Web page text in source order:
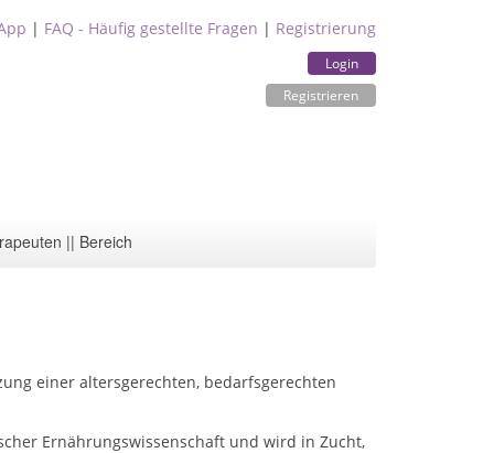
| FAQ - Häufig gestellte Fragen | Registrierung
Login
Registrieren
|| Bereich
einer altersgerechten, bedarfsgerechten
Ernährungswissenschaft und wird in Zucht,